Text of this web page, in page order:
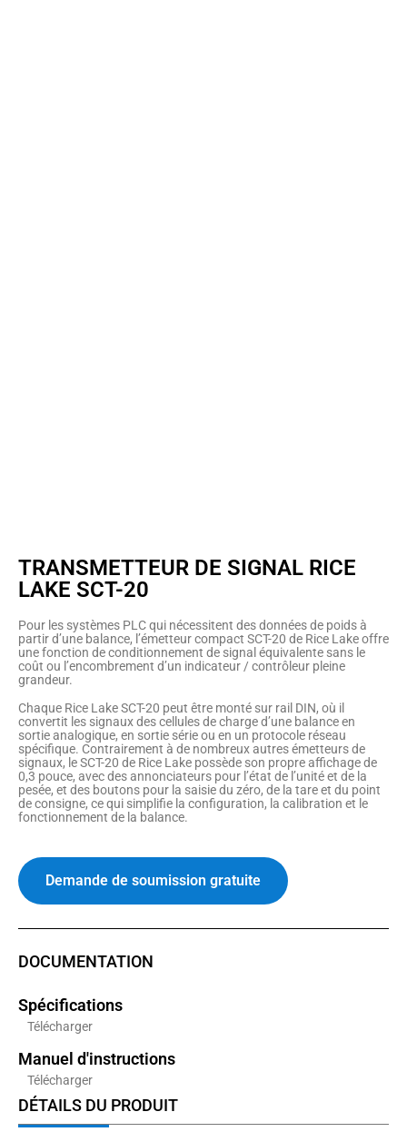
TRANSMETTEUR DE SIGNAL RICE
LAKE SCT-20
Pour les systèmes PLC qui nécessitent des données de poids à
partir d’une balance, l’émetteur compact SCT-20 de Rice Lake offre
une fonction de conditionnement de signal équivalente sans le
coût ou l’encombrement d’un indicateur / contrôleur pleine
grandeur.
Chaque Rice Lake SCT-20 peut être monté sur rail DIN, où il
convertit les signaux des cellules de charge d’une balance en
sortie analogique, en sortie série ou en un protocole réseau
spécifique. Contrairement à de nombreux autres émetteurs de
signaux, le SCT-20 de Rice Lake possède son propre affichage de
0,3 pouce, avec des annonciateurs pour l’état de l’unité et de la
pesée, et des boutons pour la saisie du zéro, de la tare et du point
de consigne, ce qui simplifie la configuration, la calibration et le
fonctionnement de la balance.
Demande de soumission gratuite
DOCUMENTATION
Spécifications
Télécharger
Manuel d'instructions
Télécharger
DÉTAILS DU PRODUIT